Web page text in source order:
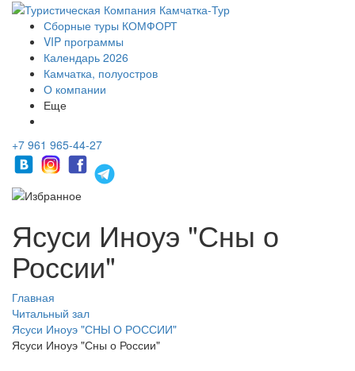
Сборные туры КОМФОРТ
VIP программы
Календарь 2026
Камчатка, полуостров
О компании
Еще
+7 961 965-44-27
Ясуси Иноуэ "Сны о
России"
Главная
Читальный зал
Ясуси Иноуэ "СНЫ О РОССИИ"
Ясуси Иноуэ "Сны о России"